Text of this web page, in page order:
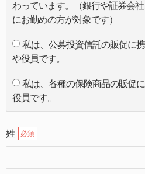
わっています。（銀行や証券会
にお勤めの方が対象です）
私は、公募投資信託の販促に
や役員です。
私は、各種の保険商品の販促
役員です。
姓 必須